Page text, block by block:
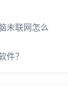
未联网怎么
件？